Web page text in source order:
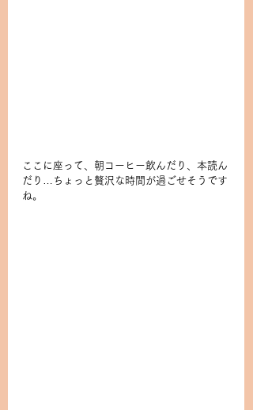
ここに座って、朝コーヒー飲んだり、本読ん
だり…ちょっと贅沢な時間が過ごせそうです
ね。